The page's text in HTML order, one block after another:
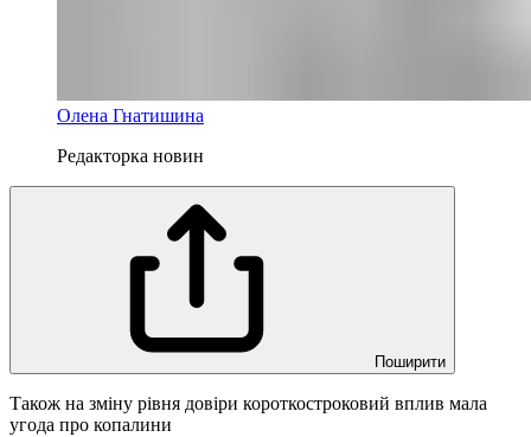
Олена Гнатишина
Редакторка новин
Поширити
Також на зміну рівня довіри короткостроковий вплив мала
угода про копалини